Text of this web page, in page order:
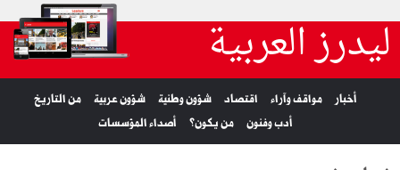
ليدرز العربية
أخبار مواقف وآراء اقتصاد شؤون وطنية شؤون عربية
من التاريخ
أدب وفنون
من يكون؟ أصداء المؤسسات